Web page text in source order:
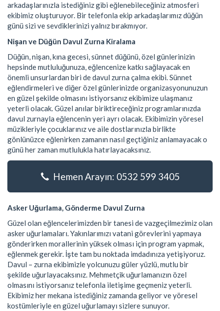
arkadaşlarınızla istediğiniz gibi eğlenebileceğiniz atmosferi
ekibimiz oluşturuyor. Bir telefonla ekip arkadaşlarımız düğün
günü sizi ve sevdiklerinizi yalnız bırakmıyor.
Nişan ve Düğün Davul Zurna Kiralama
Düğün, nişan, kına gecesi, sünnet düğünü, özel günlerinizin
hepsinde mutluluğunuza, eğlencenize katkı sağlayacak en
önemli unsurlardan biri de davul zurna çalma ekibi. Sünnet
eğlendirmeleri ve diğer özel günlerinizde organizasyonunuzun
en güzel şekilde olmasını istiyorsanız ekibimize ulaşmanız
yeterli olacak. Güzel anılar biriktireceğiniz programlarınızda
davul zurnayla eğlencenin yeri ayrı olacak. Ekibimizin yöresel
müzikleriyle çocuklarınız ve aile dostlarınızla birlikte
gönlünüzce eğlenirken zamanın nasıl geçtiğiniz anlamayacak o
günü her zaman mutlulukla hatırlayacaksınız.
Hemen Arayın: 0532 599 3405
Asker Uğurlama, Gönderme Davul Zurna
Güzel olan eğlencelerimizden bir tanesi de vazgeçilmezimiz olan
asker uğurlamaları. Yakınlarımızı vatani görevlerini yapmaya
gönderirken morallerinin yüksek olması için program yapmak,
eğlenmek gerekir. İşte tam bu noktada imdadınıza yetişiyoruz.
Davul – zurna ekibimizle yolcunuzu güler yüzlü, mutlu bir
şekilde uğurlayacaksınız. Mehmetçik uğurlamanızın özel
olmasını istiyorsanız telefonla iletişime geçmeniz yeterli.
Ekibimiz her mekana istediğiniz zamanda geliyor ve yöresel
kostümleriyle en güzel uğurlamayı sizlere sunuyor.